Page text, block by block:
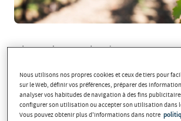
El mes de setembre és un mes
aquesta època de l’any les
espectaculars. Amb aquestes
proposo tres escapades
Nous utilisons nos propres cookies et ceux de tiers pour
sur le Web, définir vos préférences, préparer des
analyser vos habitudes de navigation à des fins
configurer son utilisation ou accepter son utilisation dans
Vous pouvez obtenir plus d'informations dans notre